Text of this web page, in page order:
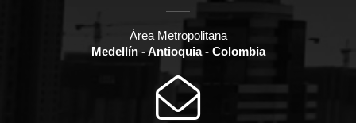
Área Metropolitana
Medellín - Antioquia - Colombia